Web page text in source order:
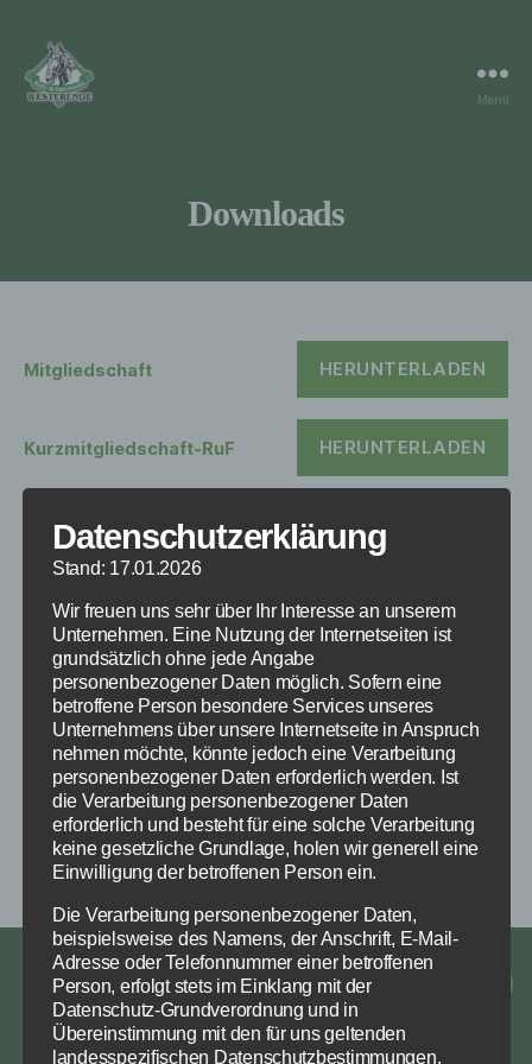
Menü
Downloads
Mitgliedschaft HERUNTERLADEN
Kurzmitgliedschaft-RuF HERUNTERLADEN
Einstellvertrag HERUNTERLADEN
Beitragsordnung HERUNTERLADEN
Satzung HERUNTERLADEN
Datenschutz HERUNTERLADEN
Arbeitsstunden HERUNTERLADEN
Impressum
Datenschutz
E-
Datenschutzerklärung
Stand: 17.01.2026
Wir freuen uns sehr über Ihr Interesse an unserem
Unternehmen. Eine Nutzung der Internetseiten ist
grundsätzlich ohne jede Angabe
personenbezogener Daten möglich. Sofern eine
betroffene Person besondere Services unseres
Unternehmens über unsere Internetseite in Anspruch
nehmen möchte, könnte jedoch eine Verarbeitung
personenbezogener Daten erforderlich werden. Ist
die Verarbeitung personenbezogener Daten
erforderlich und besteht für eine solche Verarbeitung
keine gesetzliche Grundlage, holen wir generell eine
Einwilligung der betroffenen Person ein.
Die Verarbeitung personenbezogener Daten,
beispielsweise des Namens, der Anschrift, E-Mail-
Adresse oder Telefonnummer einer betroffenen
Person, erfolgt stets im Einklang mit der
Datenschutz-Grundverordnung und in
Übereinstimmung mit den für uns geltenden
landesspezifischen Datenschutzbestimmungen.